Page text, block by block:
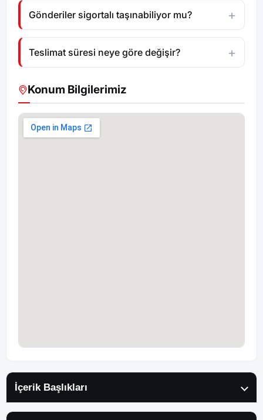
Gönderiler sigortalı taşınabiliyor mu?
Teslimat süresi neye göre değişir?
Konum Bilgilerimiz
İçerik Başlıkları